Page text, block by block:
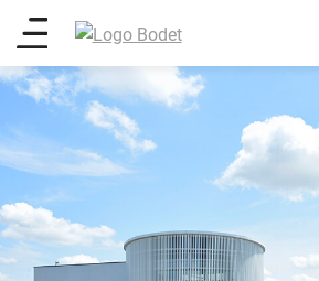
Aller
au
contenu
principal
Main
menu